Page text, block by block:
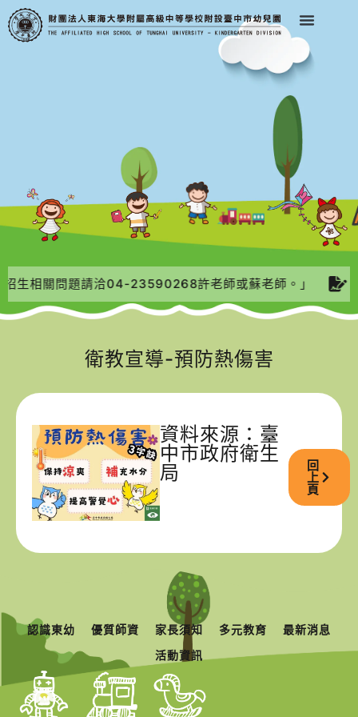
生相關問題請洽04-23590268許老師或蘇老師。」
衛教宣導-預防熱傷害
資料來源：臺
中市政府衛生
局
回
上
頁
認識東幼 優質師資 家長須知 多元教育
最新消息
活動資訊